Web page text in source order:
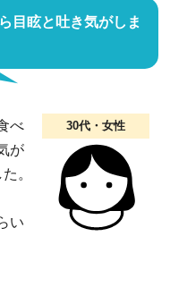
目眩と吐き気がしま
30代・女性
べ
が
。
い